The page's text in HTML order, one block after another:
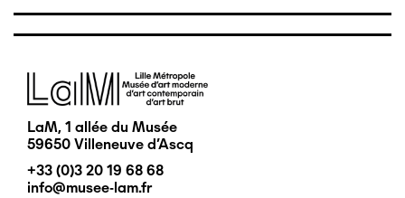
Image
LaM, 1 allée du Musée
59650 Villeneuve d'Ascq
+33 (0)3 20 19 68 68
info@musee-lam.fr